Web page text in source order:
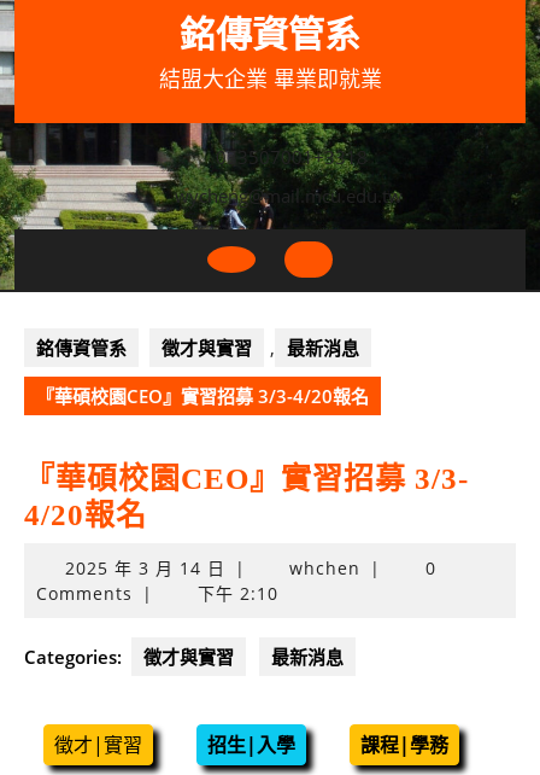
Skip
to
content
銘傳資管系
結盟大企業 畢業即就業
033507001+3318
wycheng@mail.mcu.edu.tw
Open
銘傳資管系
徵才與實習 , 最新消息
『華碩校園CEO』實習招募 3/3-4/20報名
『華碩校園CEO』實習招募 3/3-
4/20報名
2025 年 3 月 14 日 2025
年
月
14
| whchen |
0
Comments
| 下午 2:10
Categories: 徵才與實習 最新消息
徵才|實習 招生|入學 課程|學務